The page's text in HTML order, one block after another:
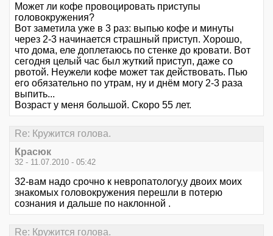
Может ли кофе провоцировать приступы
головокружения?
Вот заметила уже в 3 раз: выпью кофе и минуты
через 2-3 начинается страшный приступ. Хорошо,
что дома, еле доплетаюсь по стенке до кровати. Вот
сегодня целый час был жуткий приступ, даже со
рвотой. Неужели кофе может так действовать. Пью
его обязательно по утрам, ну и днём могу 2-3 раза
выпить...
Возраст у меня большой. Скоро 55 лет.
Re: Кружится голова.
Красюк
32 - 11.07.2010 - 05:42
32-вам надо срочно к невропатологу,у двоих моих
знакомых головокружения перешли в потерю
сознания и дальше по наклонной .
Re: Кружится голова.